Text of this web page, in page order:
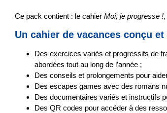
Ce pack contient : le cahier Moi, je progresse !
Un cahier de vacances conçu
Des exercices variés et progressifs de
abordées tout au long de l’année ;
Des conseils et prolongements pour
Des escapes games avec des romans
Des documentaires variés et instructifs
Des QR codes pour accéder à des